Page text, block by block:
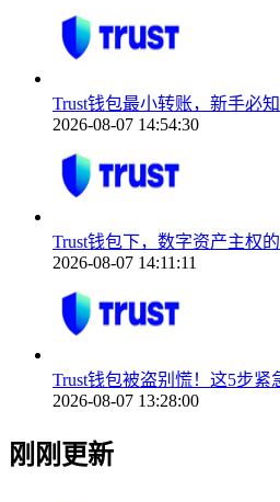
Trust钱包最小转账，新手必
2026-08-07 14:54:30
Trust钱包下，数字资产主权
2026-08-07 14:11:11
Trust钱包被盗别慌！这5步紧
2026-08-07 13:28:00
刚刚更新